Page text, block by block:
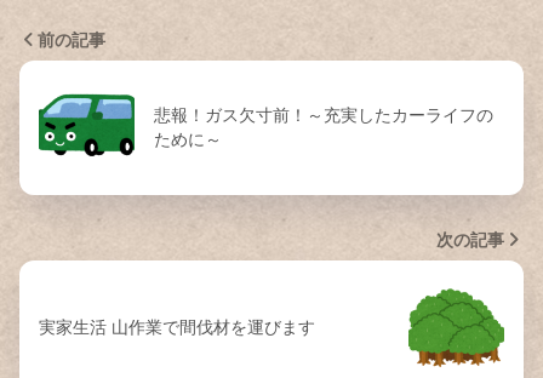
前の記事
悲報！ガス欠寸前！～充実したカーライフの
ために～
次の記事
実家生活 山作業で間伐材を運びます